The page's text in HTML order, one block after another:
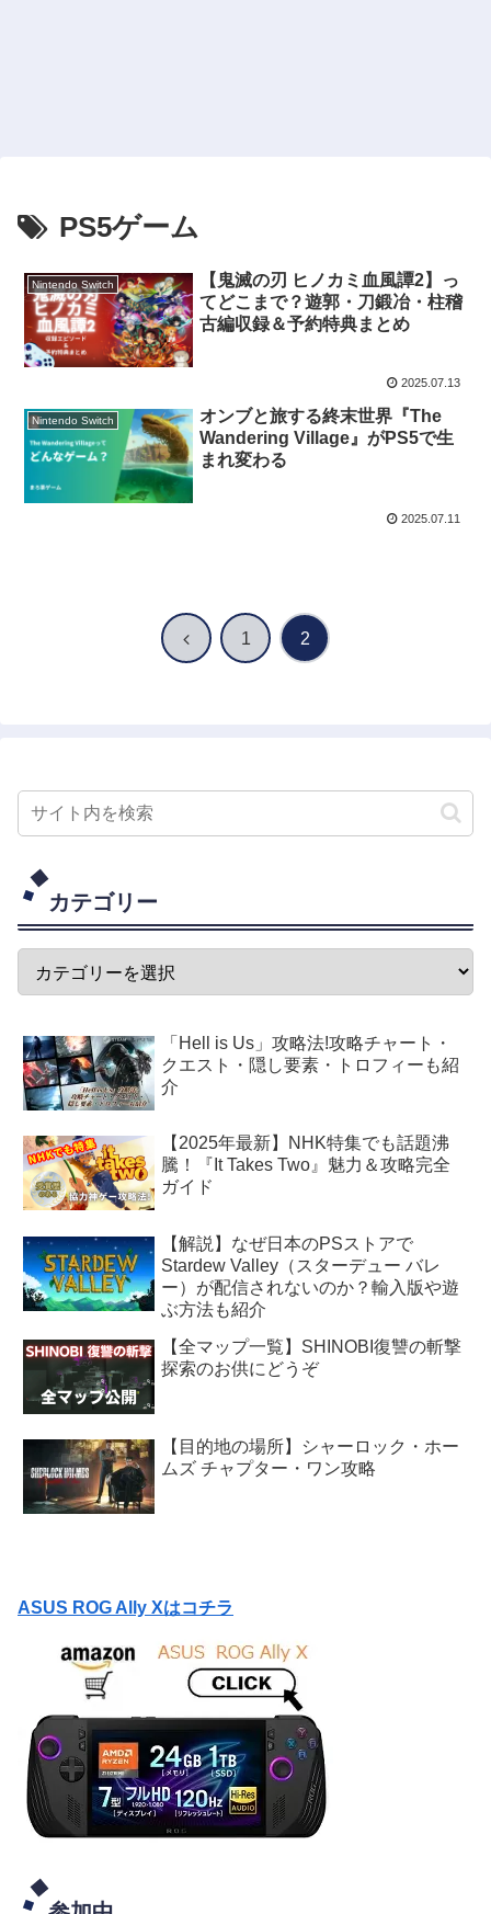
PS5ゲーム
Nintendo Switch
【鬼滅の刃 ヒノカミ血風譚2】っ
てどこまで？遊郭・刀鍛冶・柱稽
古編収録＆予約特典まとめ
2025.07.13
Nintendo Switch
オンブと旅する終末世界『The
Wandering Village』がPS5で生
まれ変わる
2025.07.11
前 1 2
カテゴリー
「Hell is Us」攻略法!攻略チャート・
クエスト・隠し要素・トロフィーも紹
介
【2025年最新】NHK特集でも話題沸
騰！『It Takes Two』魅力＆攻略完全
ガイド
【解説】なぜ日本のPSストアで
Stardew Valley（スターデュー バレ
ー）が配信されないのか？輸入版や遊
ぶ方法も紹介
【全マップ一覧】SHINOBI復讐の斬撃
探索のお供にどうぞ
【目的地の場所】シャーロック・ホー
ムズ チャプター・ワン攻略
ASUS ROG Ally Xはコチラ